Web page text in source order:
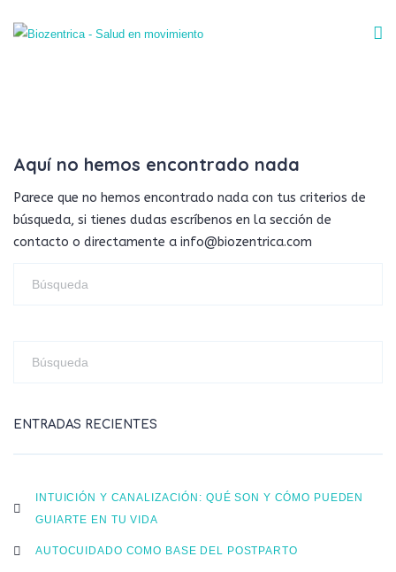
Aquí no hemos encontrado nada
Parece que no hemos encontrado nada con tus criterios de
búsqueda, si tienes dudas escríbenos en la sección de
contacto o directamente a info@biozentrica.com
ENTRADAS RECIENTES
INTUICIÓN Y CANALIZACIÓN: QUÉ SON Y CÓMO PUEDEN
GUIARTE EN TU VIDA
AUTOCUIDADO COMO BASE DEL POSTPARTO